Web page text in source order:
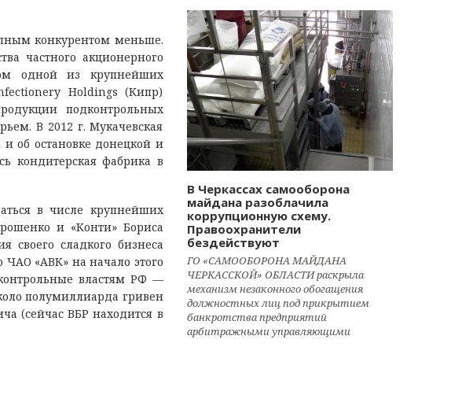
конкурентом меньше.
частного акционерного
одной из крупнейших
Holdings (Кипр)
подконтрольных
В 2012 г. Мукачевская
об остановке донецкой и
кондитерская фабрика в
в числе крупнейших
и «Конти» Бориса
сладкого бизнеса
«АВК» на начало этого
властям РФ —
полумиллиарда гривен
(сейчас ВБР находится в
В Черкассах самооборона
майдана разоблачила
коррупционную схему.
Правоохранители
бездействуют
ГО «САМООБОРОНА МАЙДАНА
ЧЕРКАССКОЙ» ОБЛАСТИ раскрыла
механизм незаконного обогащения
должностных лиц под прикрытием
банкротства предприятий
арбитражными управляющими